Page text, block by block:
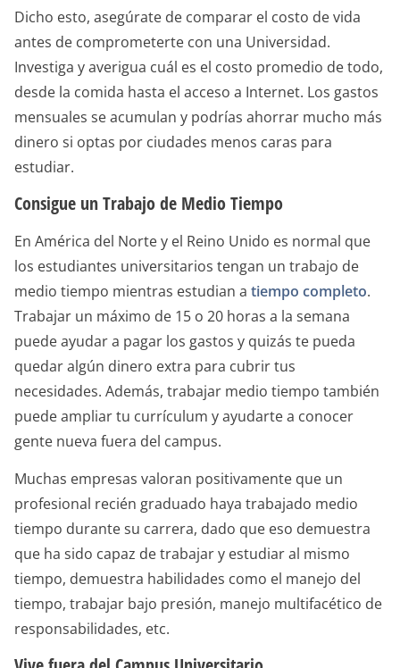
Dicho esto, asegúrate de comparar el costo de vida
antes de comprometerte con una Universidad.
Investiga y averigua cuál es el costo promedio de todo,
desde la comida hasta el acceso a Internet. Los gastos
mensuales se acumulan y podrías ahorrar mucho más
dinero si optas por ciudades menos caras para
estudiar.
Consigue un Trabajo de Medio Tiempo
En América del Norte y el Reino Unido es normal que
los estudiantes universitarios tengan un trabajo de
medio tiempo mientras estudian a tiempo completo.
Trabajar un máximo de 15 o 20 horas a la semana
puede ayudar a pagar los gastos y quizás te pueda
quedar algún dinero extra para cubrir tus
necesidades. Además, trabajar medio tiempo también
puede ampliar tu currículum y ayudarte a conocer
gente nueva fuera del campus.
Muchas empresas valoran positivamente que un
profesional recién graduado haya trabajado medio
tiempo durante su carrera, dado que eso demuestra
que ha sido capaz de trabajar y estudiar al mismo
tiempo, demuestra habilidades como el manejo del
tiempo, trabajar bajo presión, manejo multifacético de
responsabilidades, etc.